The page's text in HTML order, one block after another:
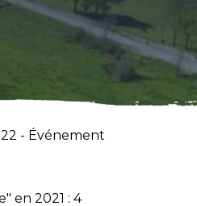
- Événement
en 2021 : 4